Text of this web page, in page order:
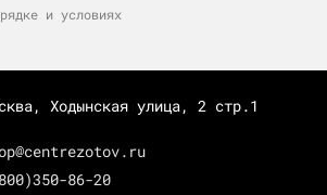
и условиях
Ходынская улица, 2 стр.1
86-20